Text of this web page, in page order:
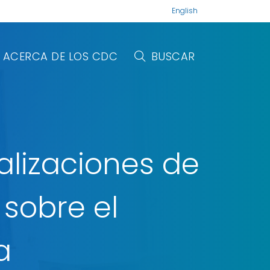
English
ACERCA DE LOS CDC BUSCAR
de
el
de
de